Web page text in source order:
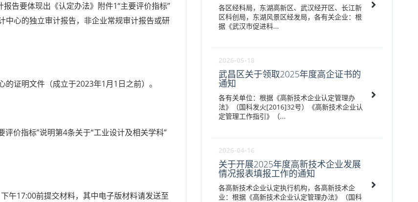
告要体现出《认定办法》附件1“主要评价指标”
中心的独立审计报告，非企业常规审计报告或研
的证明文件（成立于2023年1月1日之前）。
评价指标”说明第4条关于“工业设计及相关学科”
午17:00前提交材料，其中电子版材料请发送至
各区经科局，东湖高新区、武汉经开区、长江新
区科创局，东湖风景区经发局，各有关企业：根
据《武汉市促进科...
2026-05-18
武昌区关于领取2025年度高企证书的
通知
各有关单位：根据《高新技术企业认定管理办
法》（国科发火[2016]32号）《高新技术企业认
定管理工作指引》（...
2026-04-16
关于开展2025年度高新技术企业发展
情况报表填报工作的通知
各高新技术企业认定执行机构，各高新技术企
业：根据《高新技术企业认定管理办法》（国科